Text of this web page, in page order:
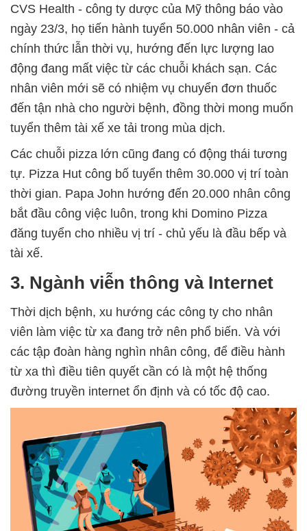
CVS Health - công ty dược của Mỹ thông báo vào
ngày 23/3, họ tiến hành tuyển 50.000 nhân viên - cả
chính thức lẫn thời vụ, hướng đến lực lượng lao
động đang mất việc từ các chuỗi khách sạn. Các
nhân viên mới sẽ có nhiệm vụ chuyển đơn thuốc
đến tận nhà cho người bệnh, đồng thời mong muốn
tuyển thêm tài xế xe tải trong mùa dịch.
Các chuỗi pizza lớn cũng đang có động thái tương
tự. Pizza Hut công bố tuyển thêm 30.000 vị trí toàn
thời gian. Papa John hướng đến 20.000 nhân công
bắt đầu công việc luôn, trong khi Domino Pizza
đăng tuyển cho nhiều vị trí - chủ yếu là đầu bếp và
tài xế.
3. Ngành viễn thông và Internet
Thời dịch bệnh, xu hướng các công ty cho nhân
viên làm việc từ xa đang trở nên phổ biến. Và với
các tập đoàn hàng nghìn nhân công, để điều hành
từ xa thì điều tiên quyết cần có là một hệ thống
đường truyền internet ổn định và có tốc độ cao.